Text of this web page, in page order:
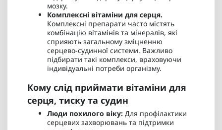
мозку.
Комплексні вітаміни для серця.
Комплексні препарати часто містять
комбінацію вітамінів та мінералів, які
сприяють загальному зміцненню
серцево-судинної системи. Важливо
підбирати такі комплекси, враховуючи
індивідуальні потреби організму.
Кому слід приймати вітаміни для
серця, тиску та судин
Люди похилого віку: Для профілактики
серцевих захворювань та підтримки